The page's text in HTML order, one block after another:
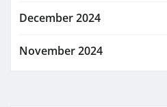
December 2024
November 2024